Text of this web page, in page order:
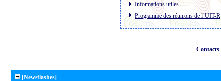
Informations utiles
Programme des réunions de l´UIT-R
Contacts
[Newsflashes]